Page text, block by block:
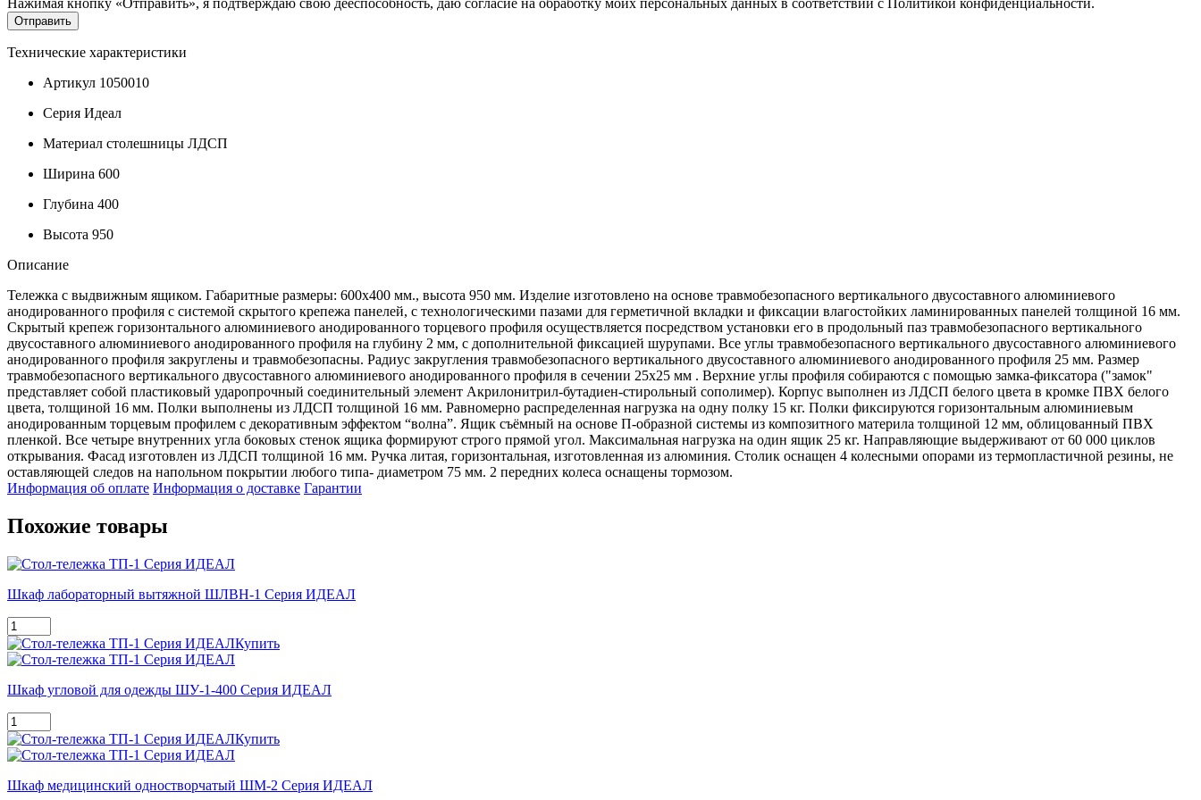
Технические характеристики
Артикул 1050010
Серия Идеал
Материал столешницы ЛДСП
Ширина 600
Глубина 400
Высота 950
Описание
Тележка с выдвижным ящиком. Габаритные размеры: 600х400 мм., высота 950 мм. Изделие изготовлено на основе травмобезопасного вертикального двусоставного алюминиевого
анодированного профиля с системой скрытого крепежа панелей, с технологическими пазами для герметичной вкладки и фиксации влагостойких ламинированных панелей толщиной 16 мм.
Скрытый крепеж горизонтального алюминиевого анодированного торцевого профиля осуществляется посредством установки его в продольный паз травмобезопасного вертикального
двусоставного алюминиевого анодированного профиля на глубину 2 мм, с дополнительной фиксацией шурупами. Все углы травмобезопасного вертикального двусоставного алюминиевого
анодированного профиля закруглены и травмобезопасны. Радиус закругления травмобезопасного вертикального двусоставного алюминиевого анодированного профиля 25 мм. Размер
травмобезопасного вертикального двусоставного алюминиевого анодированного профиля в сечении 25х25 мм . Верхние углы профиля собираются с помощью замка-фиксатора ("замок"
представляет собой пластиковый ударопрочный соединительный элемент Акрилонитрил-бутадиен-стирольный сополимер). Корпус выполнен из ЛДСП белого цвета в кромке ПВХ белого
цвета, толщиной 16 мм. Полки выполнены из ЛДСП толщиной 16 мм. Равномерно распределенная нагрузка на одну полку 15 кг. Полки фиксируются горизонтальным алюминиевым
анодированным торцевым профилем с декоративным эффектом “волна”. Ящик съёмный на основе П-образной системы из композитного материла толщиной 12 мм, облицованный ПВХ
пленкой. Все четыре внутренних угла боковых стенок ящика формируют строго прямой угол. Максимальная нагрузка на один ящик 25 кг. Направляющие выдерживают от 60 000 циклов
открывания. Фасад изготовлен из ЛДСП толщиной 16 мм. Ручка литая, горизонтальная, изготовленная из алюминия. Столик оснащен 4 колесными опорами из термопластичной резины, не
оставляющей следов на напольном покрытии любого типа- диаметром 75 мм. 2 передних колеса оснащены тормозом.
Информация об оплате Информация о доставке Гарантии
Похожие товары
Шкаф лабораторный вытяжной ШЛВН-1 Серия ИДЕАЛ
Купить
Шкаф угловой для одежды ШУ-1-400 Серия ИДЕАЛ
Купить
Шкаф медицинский одностворчатый ШМ-2 Серия ИДЕАЛ